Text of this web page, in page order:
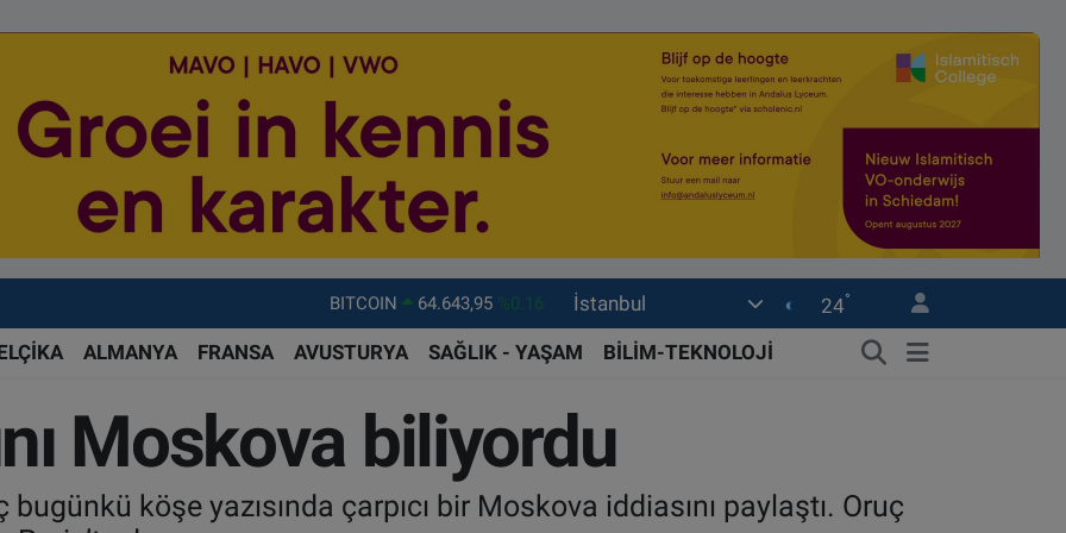
DOLAR 47,6704 %0
EURO
55,0406 %-0.08
GRAM ALTIN
6500.87 %0.12
BİST100
13.799
BITCOIN
64.643,95 %0.16
İstanbul 24°
ALMANYA FRANSA AVUSTURYA SAĞLIK - YAŞAM BİLİM-TEKNOLOJİ
Moskova biliyordu
köşe yazısında çarpıcı bir Moskova iddiasını paylaştı. Oruç